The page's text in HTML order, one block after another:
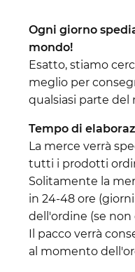
Ogni giorno
mondo!
Esatto, stiamo
meglio per
qualsiasi parte del
Tempo di
La merce verrà
tutti i prodotti
Solitamente la
in 24-48 ore
dell'ordine (se
Il pacco verrà
al momento